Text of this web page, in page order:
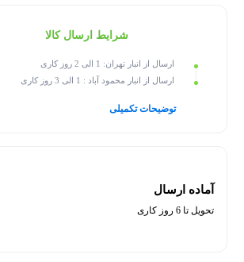
شرایط ارسال کالا
ارسال از انبار تهران: 1 الی 2 روز کاری
ارسال از انبار محمود آباد : 1 الی 3 روز کاری
توضیحات تکمیلی
آماده ارسال
تحویل تا 6 روز کاری